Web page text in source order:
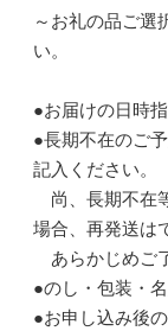
～お礼の品ご
い。
●お届けの日時
●長期不在のご
記入ください。
尚、長期不在
場合、再発送は
あらかじめご
●のし・包装・
●お申し込み後